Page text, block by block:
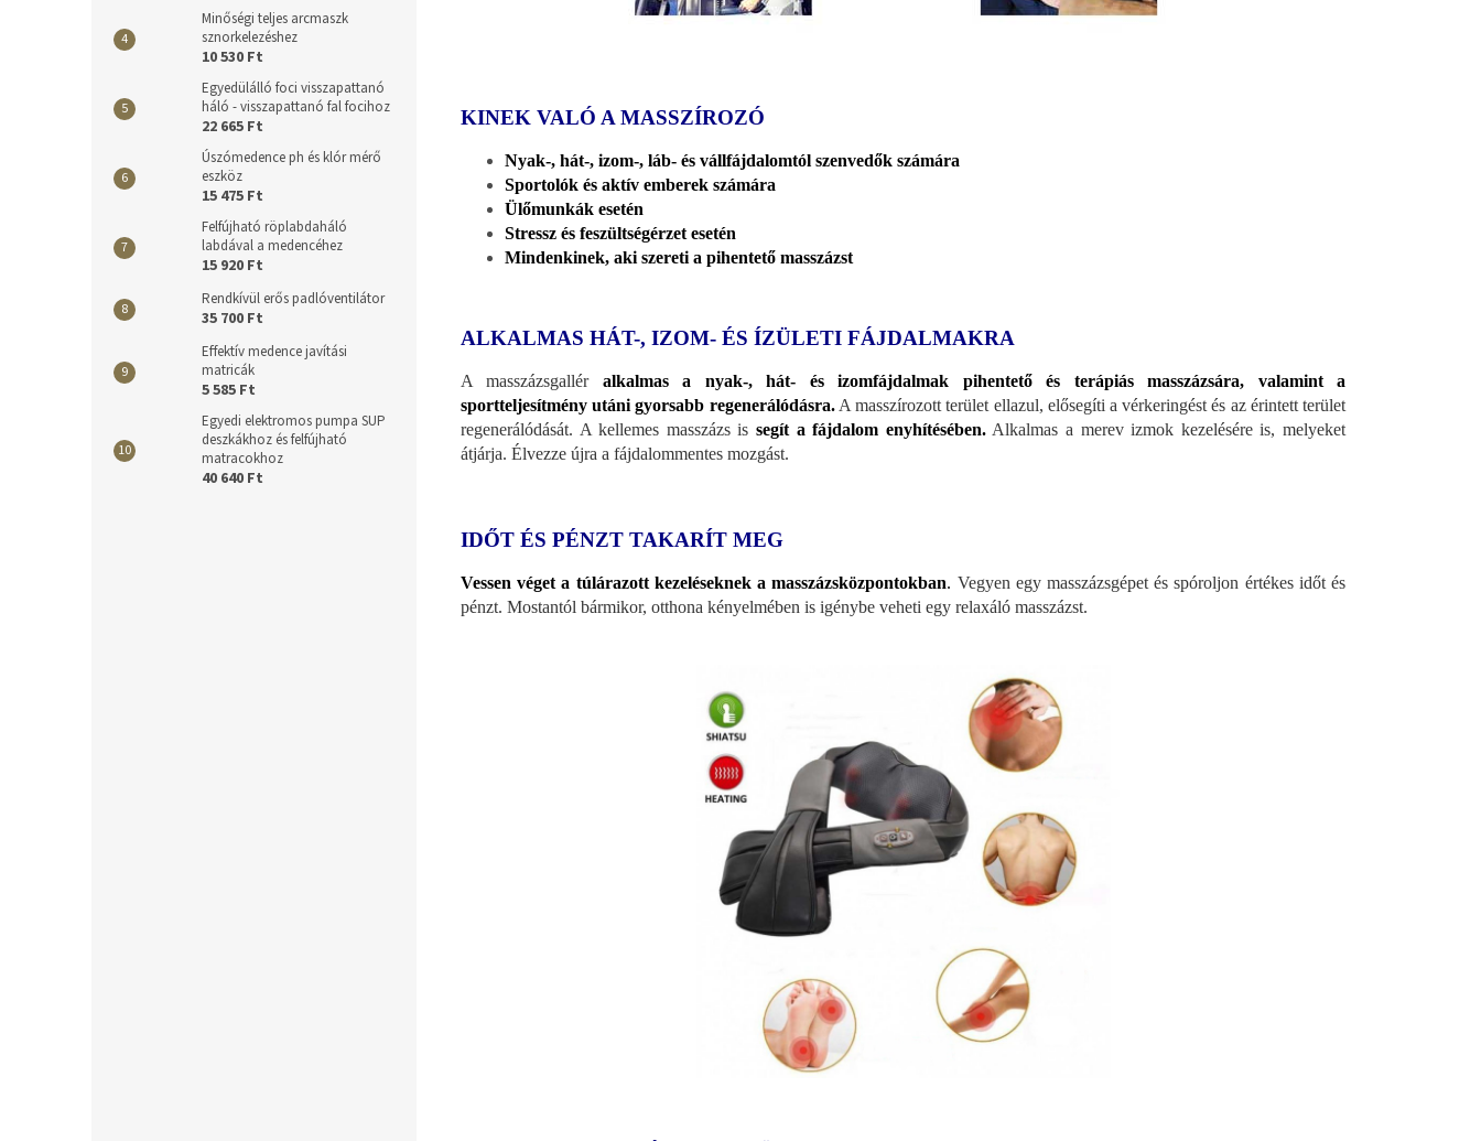
Minőségi teljes arcmaszk
sznorkelezéshez
10 530 Ft
Egyedülálló foci visszapattanó
háló - visszapattanó fal focihoz
22 665 Ft
Úszómedence ph és klór mérő
eszköz
15 475 Ft
Felfújható röplabdaháló
labdával a medencéhez
15 920 Ft
Rendkívül erős padlóventilátor
35 700 Ft
Effektív medence javítási
matricák
5 585 Ft
Egyedi elektromos pumpa SUP
deszkákhoz és felfújható
matracokhoz
40 640 Ft
KINEK VALÓ A MASSZÍROZÓ
Nyak-, hát-, izom-, láb- és vállfájdalomtól szenvedők számára
Sportolók és aktív emberek számára
Ülőmunkák esetén
Stressz és feszültségérzet esetén
Mindenkinek, aki szereti a pihentető masszázst
ALKALMAS HÁT-, IZOM- ÉS ÍZÜLETI FÁJDALMAKRA
A masszázsgallér alkalmas a nyak-, hát- és izomfájdalmak pihentető és terápiás masszázsára, valamint a
sportteljesítmény utáni gyorsabb regenerálódásra.A masszírozott terület ellazul, elősegíti a vérkeringést és az érintett terület
regenerálódását. A kellemes masszázs is segít a fájdalom enyhítésében.Alkalmas a merev izmok kezelésére is, melyeket
átjárja. Élvezze újra a fájdalommentes mozgást.
IDŐT ÉS PÉNZT TAKARÍT MEG
Vessen véget a túlárazott kezeléseknek a masszázsközpontokban. Vegyen egy masszázsgépet és spóroljon értékes időt és
pénzt. Mostantól bármikor, otthona kényelmében is igénybe veheti egy relaxáló masszázst.